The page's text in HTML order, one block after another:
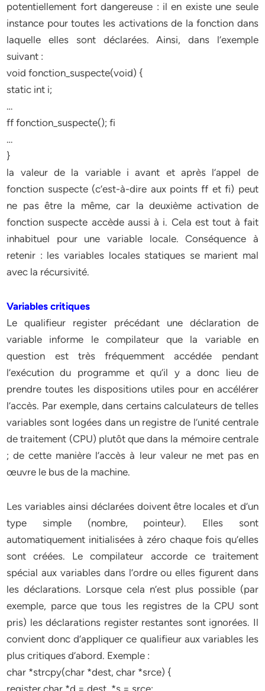
potentiellement fort dangereuse : il en existe une seule
instance pour toutes les activations de la fonction dans
laquelle elles sont déclarées. Ainsi, dans l’exemple
suivant :
void fonction_suspecte(void) {
static int i;
…
ff fonction_suspecte(); fi
…
}
la valeur de la variable i avant et après l’appel de
fonction suspecte (c’est-à-dire aux points ff et fi) peut
ne pas être la même, car la deuxième activation de
fonction suspecte accède aussi à i. Cela est tout à fait
inhabituel pour une variable locale. Conséquence à
retenir : les variables locales statiques se marient mal
avec la récursivité.
Variables critiques
Le qualifieur register précédant une déclaration de
variable informe le compilateur que la variable en
question est très fréquemment accédée pendant
l’exécution du programme et qu’il y a donc lieu de
prendre toutes les dispositions utiles pour en accélérer
l’accès. Par exemple, dans certains calculateurs de telles
variables sont logées dans un registre de l’unité centrale
de traitement (CPU) plutôt que dans la mémoire centrale
; de cette manière l’accès à leur valeur ne met pas en
œuvre le bus de la machine.
Les variables ainsi déclarées doivent être locales et d’un
type simple (nombre, pointeur). Elles sont
automatiquement initialisées à zéro chaque fois qu’elles
sont créées. Le compilateur accorde ce traitement
spécial aux variables dans l’ordre ou elles figurent dans
les déclarations. Lorsque cela n’est plus possible (par
exemple, parce que tous les registres de la CPU sont
pris) les déclarations register restantes sont ignorées. Il
convient donc d’appliquer ce qualifieur aux variables les
plus critiques d’abord. Exemple :
char *strcpy(char *dest, char *srce) {
register char *d = dest, *s = srce;